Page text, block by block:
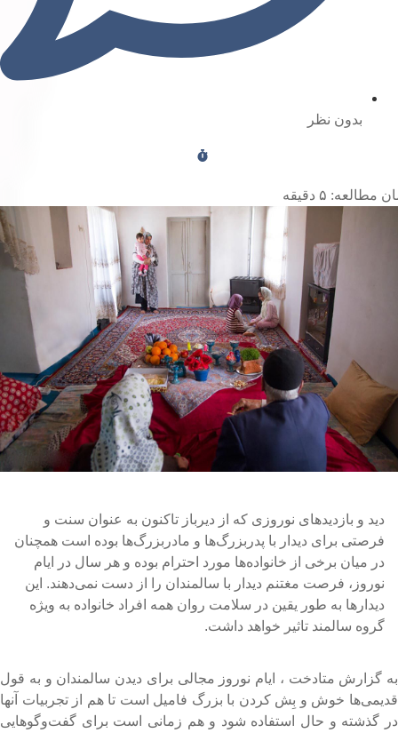
بدون نظر
مطالعه: ۵ دقیقه
دید و بازدیدهای نوروزی که از دیرباز تاکنون به عنوان سنت و
فرصتی برای دیدار با پدربزرگ‌ها و مادربزرگ‌ها بوده است همچنان
در میان برخی از خانواده‌ها مورد احترام بوده و هر سال در ایام
نوروز، فرصت مغتنم دیدار با سالمندان را از دست نمی‌دهند. این
دیدارها به طور یقین در سلامت روان همه افراد خانواده به ویژه
گروه سالمند تاثیر خواهد داشت.
گزارش متادخت ، ایام نوروز مجالی برای دیدن سالمندان و به قول
خوش و بِش کردن با بزرگ فامیل است تا هم از تجربیات آنها
گذشته و حال استفاده شود و هم زمانی است برای گفت‌وگوهایی